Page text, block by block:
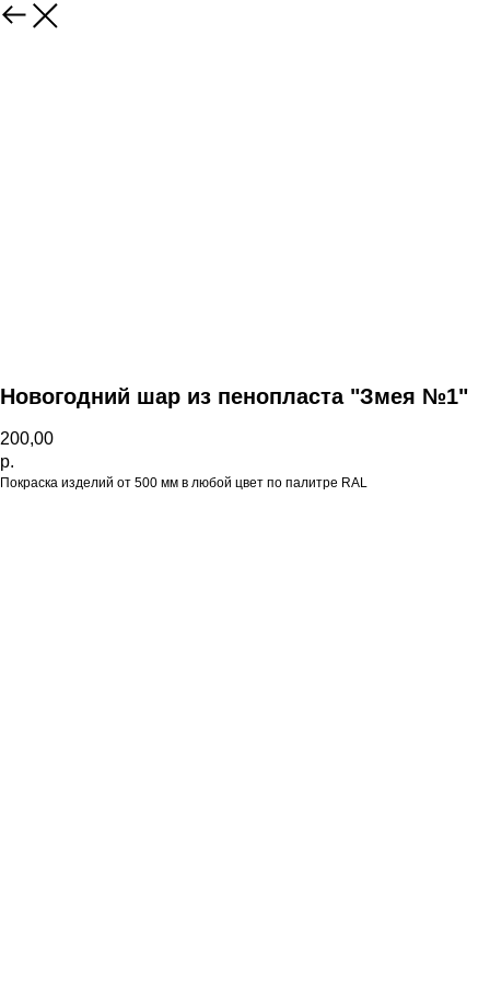
НАЗАД
Новогодний шар из пенопласта "Змея №1"
200,00
р.
Покраска изделий от 500 мм в любой цвет по палитре RAL